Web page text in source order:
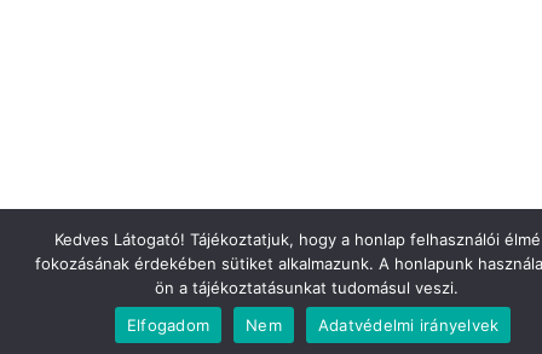
Kedves Látogató! Tájékoztatjuk, hogy a honlap felhasználói
fokozásának érdekében sütiket alkalmazunk. A honlapunk
ön a tájékoztatásunkat tudomásul veszi.
Elfogadom
Nem Adatvédelmi irányelvek